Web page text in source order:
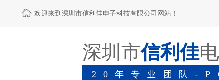
欢迎来到深圳市信利佳电子科技有限公司网站！
深圳市信利佳
20年专业团队-